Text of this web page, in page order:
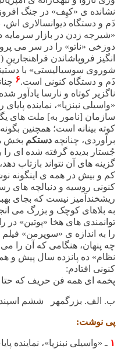
نشانده ی «کیِف» در جنگ
دم و دستگاه دیوانسالاری
«شیرجه زدن در بازار سرمایه
دوزخی «ناتو» را در سر می
انگیز فروپاشاندن
شوروی سوسیالیستی» با
دم و دستگاه کنونی است.۶
ناگزیر کوتاه و نارسا یادآور
«واسیلی نبنزیا»، نماینده
سازمان [نامور به] ملت های
کوته بینانه است؛ همچنین
برآوردی، چنانچه دستکم بخش
جُستار بدیده گرفته شده ای را
گزینه های آن نتواند بازتاب
کم و بیش در همه ی اینگونه
کنونی روسیه و دنبالچه های
ریشخندآمیز نیست که بجای
به بلاهای کوچک و بزرگ می
توانمندی های هخا «پوتین» در
را به اندازه ی «سوپرمن»
چه پنهان، هنگامی که آن را می
نظام» ده پانزده سال پیش و
کنونی افتادم:
پخمه ای همه فن حریف که
ب. الف. بزرگمهر ششم اسپند
پی نوشت:
۱ ـ «واسیلی نبنزیا»،